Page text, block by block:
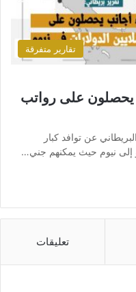
تقارير متفرقة
يحصلون على رواتب
عن توافد كبار
نيوم حيث يمكنهم جني…
تعليقات